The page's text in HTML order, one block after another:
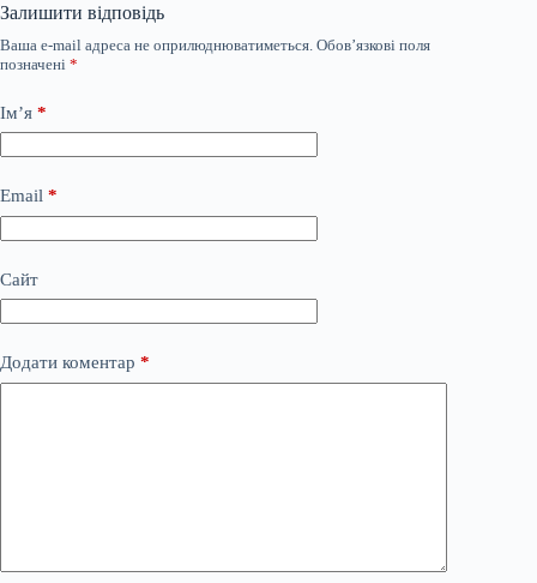
Залишити відповідь
Ваша e-mail адреса не оприлюднюватиметься. Обов’язкові поля
позначені *
Ім’я *
Email *
Сайт
Додати коментар *